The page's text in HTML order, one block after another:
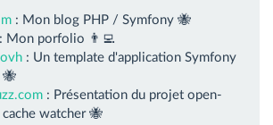
: Mon blog PHP / Symfony 🐝
Mon porfolio 👨‍💻
: Un template d'application Symfony
🐝
: Présentation du projet open-
watcher 🐝